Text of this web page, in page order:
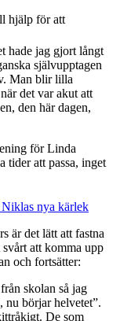
hjälp för att
hade jag gjort långt
självupptagen
Man blir lilla
det var akut att
den här dagen,
för Linda
tider att passa, inget
Niklas nya kärlek
är det lätt att fastna
att komma upp
och fortsätter:
skolan så jag
nu börjar helvetet”.
De som